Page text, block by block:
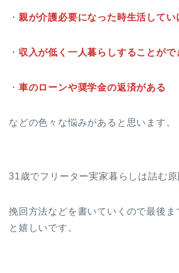
・ 親が介護必要になった時生活してい
・ 収入が低く一人暮らしすることがで
・ 車のローンや奨学金の返済がある
などの色々な悩みがあると思います。
31歳でフリーター実家暮らしは詰む原
挽回方法などを書いていくので最後ま
と嬉しいです。